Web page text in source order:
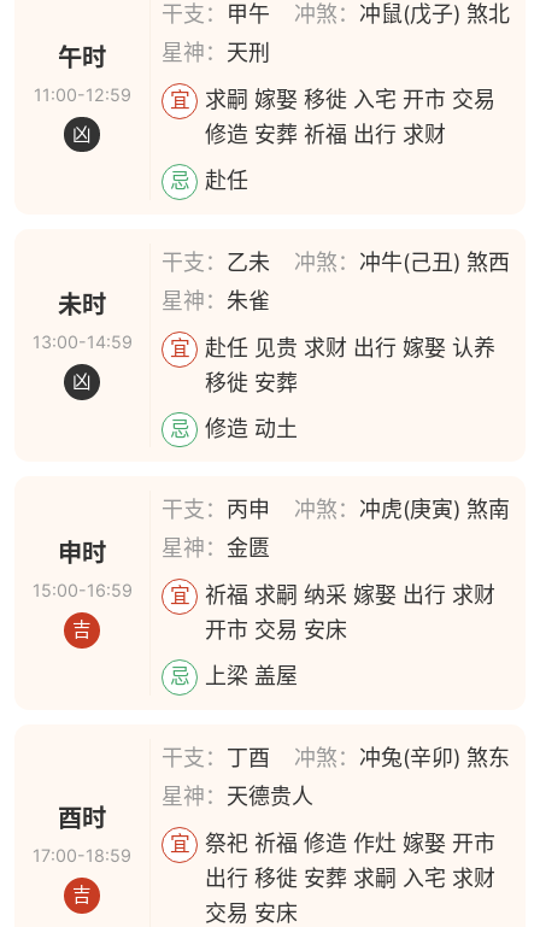
午时
11:00-12:59
凶
干支： 甲午 冲煞： 冲鼠(戊子) 煞北
星神： 天刑
宜
求嗣 嫁娶 移徙 入宅 开市 交易
修造 安葬 祈福 出行 求财
忌 赴任
未时
13:00-14:59
凶
干支： 乙未 冲煞： 冲牛(己丑) 煞西
星神： 朱雀
宜
赴任 见贵 求财 出行 嫁娶 认养
移徙 安葬
忌 修造 动土
申时
15:00-16:59
吉
干支： 丙申 冲煞： 冲虎(庚寅) 煞南
星神：金匮
宜
祈福 求嗣 纳采 嫁娶 出行 求财
开市 交易 安床
忌 上梁 盖屋
酉时
17:00-18:59
吉
干支： 丁酉 冲煞： 冲兔(辛卯) 煞东
星神： 天德贵人
宜
祭祀 祈福 修造 作灶 嫁娶 开市
出行 移徙 安葬 求嗣 入宅 求财
交易 安床